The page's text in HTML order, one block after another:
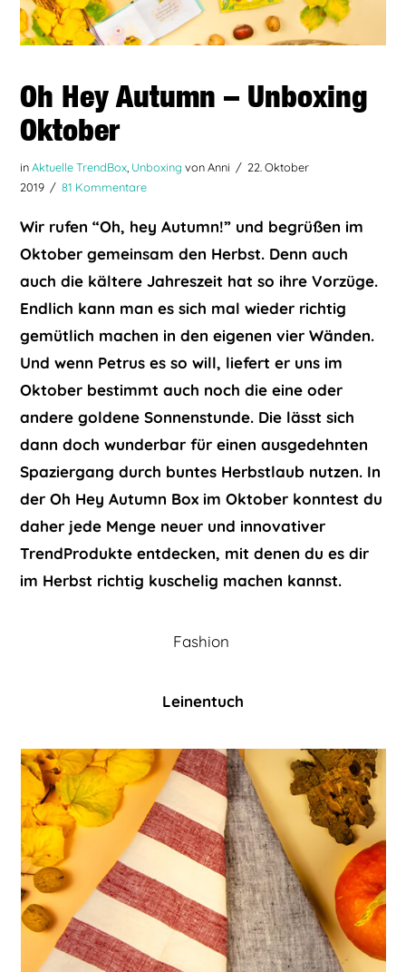
Oh Hey Autumn – Unboxing
Oktober
inAktuelle TrendBox, Unboxing von Anni
22. Oktober
2019
81 Kommentare
Wir rufen “Oh, hey Autumn!” und begrüßen im
Oktober gemeinsam den Herbst. Denn auch
auch die kältere Jahreszeit hat so ihre Vorzüge.
Endlich kann man es sich mal wieder richtig
gemütlich machen in den eigenen vier Wänden.
Und wenn Petrus es so will, liefert er uns im
Oktober bestimmt auch noch die eine oder
andere goldene Sonnenstunde. Die lässt sich
dann doch wunderbar für einen ausgedehnten
Spaziergang durch buntes Herbstlaub nutzen. In
der Oh Hey Autumn Box im Oktober konntest du
daher jede Menge neuer und innovativer
TrendProdukte entdecken, mit denen du es dir
im Herbst richtig kuschelig machen kannst.
Fashion
Leinentuch